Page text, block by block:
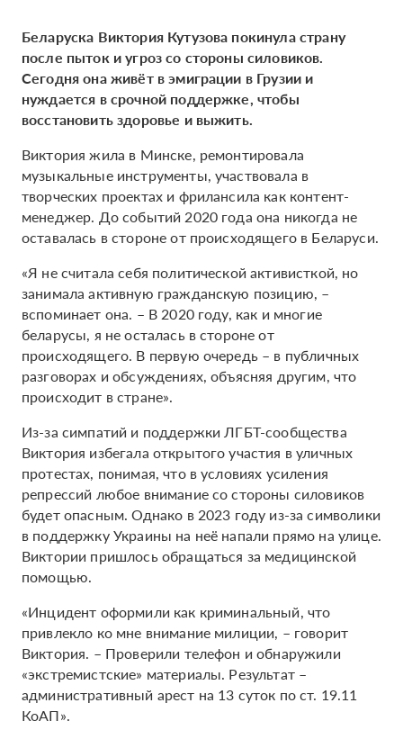
Беларуска Виктория Кутузова покинула страну
после пыток и угроз со стороны силовиков.
Сегодня она живёт в эмиграции в Грузии и
нуждается в срочной поддержке, чтобы
восстановить здоровье и выжить.
Виктория жила в Минске, ремонтировала
музыкальные инструменты, участвовала в
творческих проектах и фрилансила как контент-
менеджер. До событий 2020 года она никогда не
оставалась в стороне от происходящего в Беларуси.
«Я не считала себя политической активисткой, но
занимала активную гражданскую позицию, –
вспоминает она. – В 2020 году, как и многие
беларусы, я не осталась в стороне от
происходящего. В первую очередь – в публичных
разговорах и обсуждениях, объясняя другим, что
происходит в стране».
Из-за симпатий и поддержки ЛГБТ-сообщества
Виктория избегала открытого участия в уличных
протестах, понимая, что в условиях усиления
репрессий любое внимание со стороны силовиков
будет опасным. Однако в 2023 году из-за символики
в поддержку Украины на неё напали прямо на улице.
Виктории пришлось обращаться за медицинской
помощью.
«Инцидент оформили как криминальный, что
привлекло ко мне внимание милиции, – говорит
Виктория. – Проверили телефон и обнаружили
«экстремистские» материалы. Результат –
административный арест на 13 суток по ст. 19.11
КоАП».